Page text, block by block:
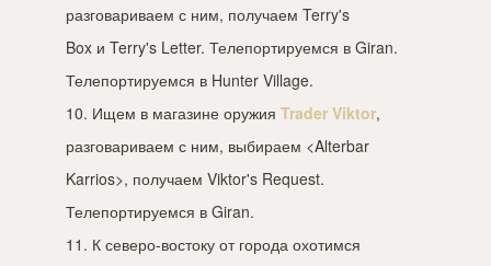
разговариваем с ним, получаем Terry's
Box и Terry's Letter. Телепортируемся в Giran.
Телепортируемся в Hunter Village.
10. Ищем в магазине оружия Trader Viktor,
разговариваем с ним, выбираем <Alterbar
Karrios>, получаем Viktor's Request.
Телепортируемся в Giran.
11. К северо-востоку от города охотимся